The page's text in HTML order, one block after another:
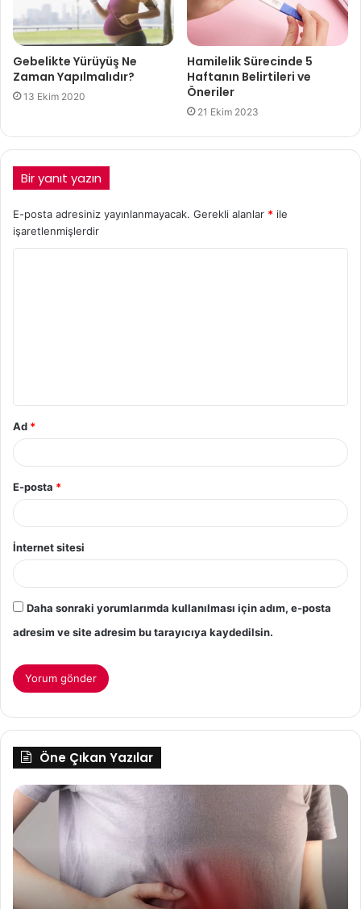
Gebelikte Yürüyüş Ne
Zaman Yapılmalıdır?
13 Ekim 2020
Hamilelik Sürecinde 5
Haftanın Belirtileri ve
Öneriler
21 Ekim 2023
Bir yanıt yazın
E-posta adresiniz yayınlanmayacak. Gerekli alanlar * ile
işaretlenmişlerdir
Ad *
E-posta *
İnternet sitesi
Daha sonraki yorumlarımda kullanılması için adım, e-posta
adresim ve site adresim bu tarayıcıya kaydedilsin.
Öne Çıkan Yazılar
Şekerli
Bir
şey
Sonra
Yorgunluk